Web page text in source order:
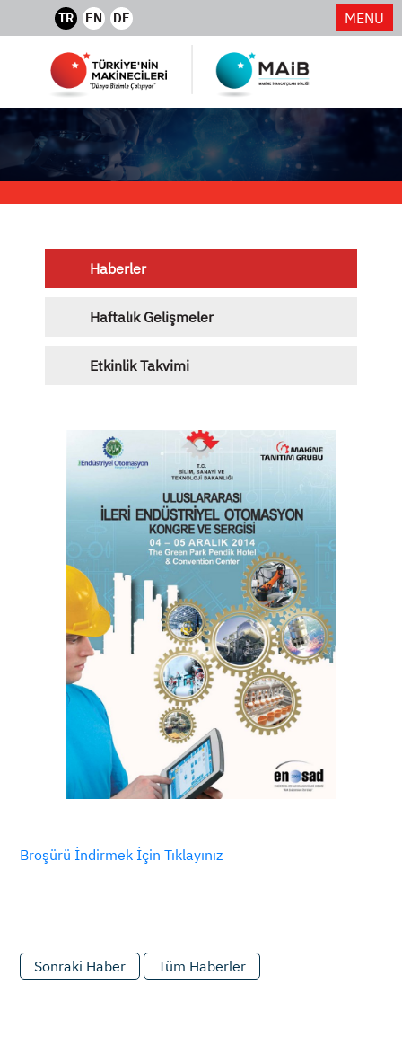
TR EN DE MENU
Haberler
Haftalık Gelişmeler
Etkinlik Takvimi
Broşürü İndirmek İçin Tıklayınız
Sonraki Haber Tüm Haberler